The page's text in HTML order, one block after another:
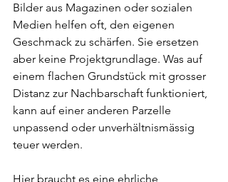
Bilder aus Magazinen oder sozialen
Medien helfen oft, den eigenen
Geschmack zu schärfen. Sie ersetzen
aber keine Projektgrundlage. Was auf
einem flachen Grundstück mit grosser
Distanz zur Nachbarschaft funktioniert,
kann auf einer anderen Parzelle
unpassend oder unverhältnismässig
teuer werden.
Hier braucht es eine ehrliche